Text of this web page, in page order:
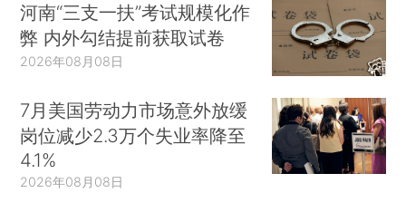
河南“三支一扶”考试规模化作
弊 内外勾结提前获取试卷
2026年08月08日
7月美国劳动力市场意外放缓
岗位减少2.3万个失业率降至
4.1%
2026年08月08日